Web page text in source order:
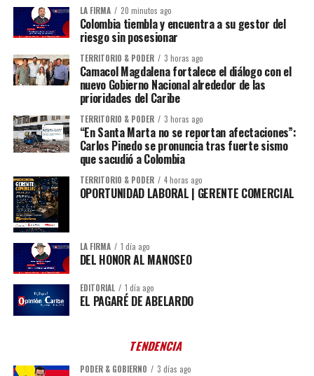
LA FIRMA 20 minutos ago
Colombia tiembla y encuentra a su gestor del
riesgo sin posesionar
TERRITORIO & PODER 3 horas ago
Camacol Magdalena fortalece el diálogo con el
nuevo Gobierno Nacional alrededor de las
prioridades del Caribe
TERRITORIO & PODER 3 horas ago
“En Santa Marta no se reportan afectaciones”:
Carlos Pinedo se pronuncia tras fuerte sismo
que sacudió a Colombia
TERRITORIO & PODER 4 horas ago
OPORTUNIDAD LABORAL | GERENTE COMERCIAL
LA FIRMA 1 día ago
DEL HONOR AL MANOSEO
EDITORIAL 1 día ago
EL PAGARÉ DE ABELARDO
TENDENCIA
PODER & GOBIERNO 3 días ago